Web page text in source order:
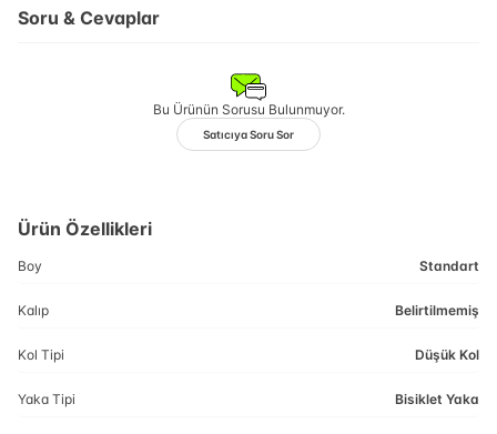
Soru & Cevaplar
Bu Ürünün Sorusu Bulunmuyor.
Satıcıya Soru Sor
Ürün Özellikleri
Boy Standart
Kalıp Belirtilmemiş
Kol Tipi Düşük Kol
Yaka Tipi Bisiklet Yaka